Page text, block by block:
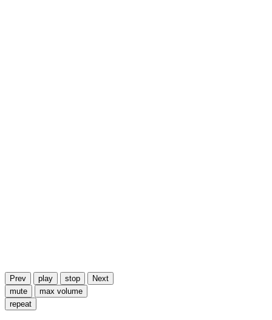
Prev play stop
Next
mute
max volume
repeat